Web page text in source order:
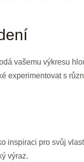
vašemu výkresu
experimentovat s
inspiraci pro svůj
výraz.